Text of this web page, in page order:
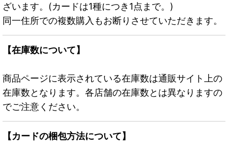
ざいます。(カードは1種につき1点まで。)
同一住所での複数購入もお断りさせていただきます。
【在庫数について】
商品ページに表示されている在庫数は通販サイト上の
在庫数となります。各店舗の在庫数とは異なりますの
でご注意ください。
【カードの梱包方法について】